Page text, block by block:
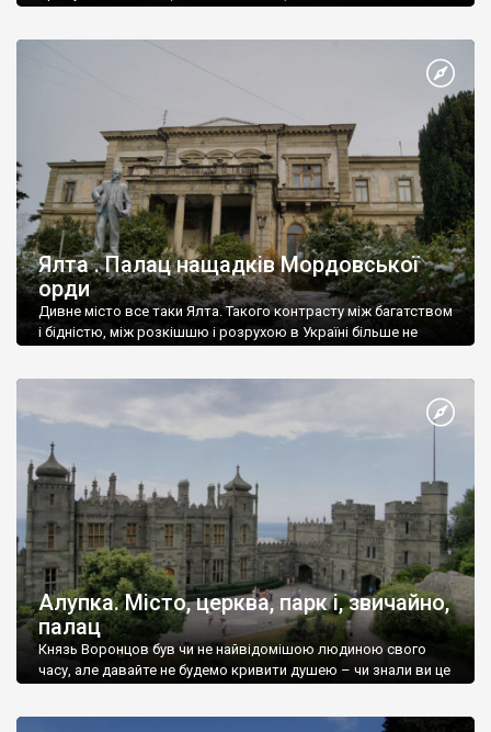
Ялта . Палац нащадків Мордовської
орди
Дивне місто все таки Ялта. Такого контрасту між багатством
і бідністю, між розкішшю і розрухою в Україні більше не
Алупка. Місто, церква, парк і, звичайно,
палац
Князь Воронцов був чи не найвідомішою людиною свого
часу, але давайте не будемо кривити душею – чи знали ви це